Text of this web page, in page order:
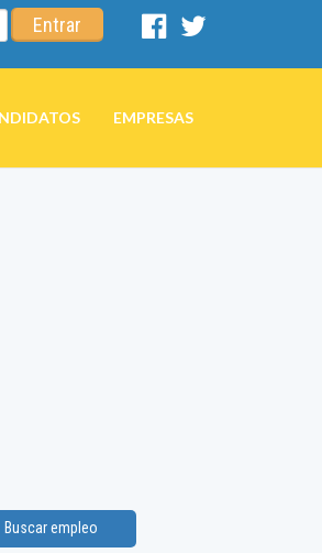
Entrar
Facebook
EMPRESAS
Buscar empleo